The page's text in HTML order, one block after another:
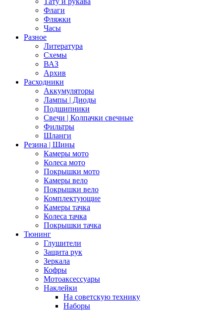
Флаги
Фляжки
Часы
Разное
Литература
Схемы
ВАЗ
Архив
Расходники
Аккумуляторы
Лампы | Диоды
Подшипники
Свечи | Колпачки свечные
Фильтры
Шланги
Резина | Шины
Камеры мото
Колеса мото
Покрышки мото
Камеры вело
Покрышки вело
Комплектующие
Камеры тачка
Колеса тачка
Покрышки тачка
Тюнинг
Глушители
Защита рук
Зеркала
Кофры
Мотоаксессуары
Наклейки
На советскую технику
Наборы